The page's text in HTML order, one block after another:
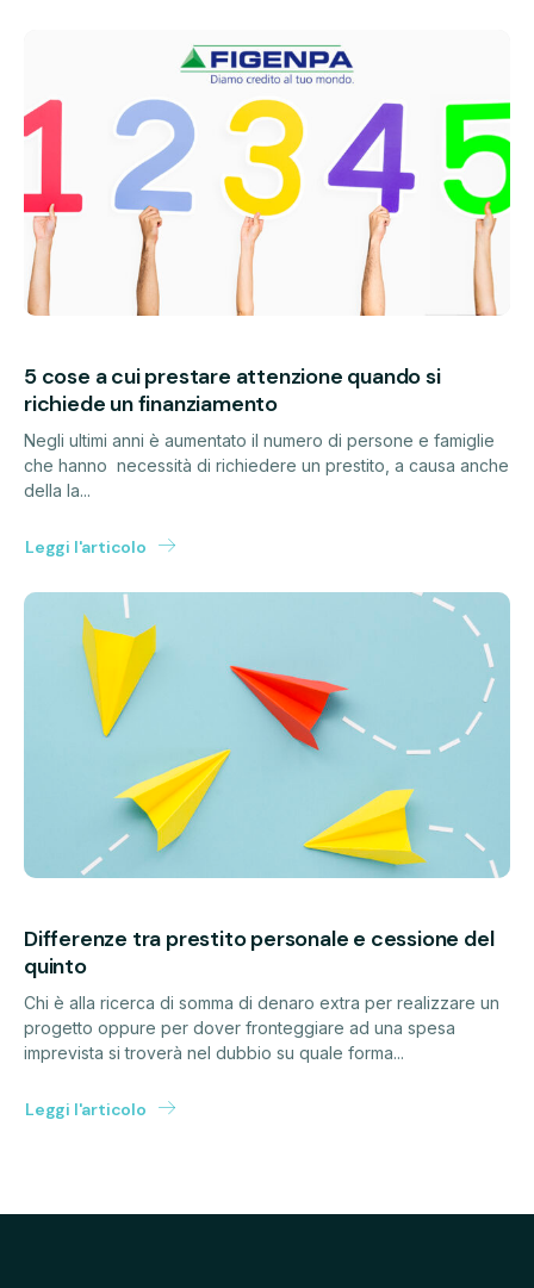
5 cose a cui prestare attenzione quando si
richiede un finanziamento
Negli ultimi anni è aumentato il numero di persone e famiglie
che hanno necessità di richiedere un prestito, a causa anche
della la...
Leggi l'articolo
Differenze tra prestito personale e cessione del
quinto
Chi è alla ricerca di somma di denaro extra per realizzare un
progetto oppure per dover fronteggiare ad una spesa
imprevista si troverà nel dubbio su quale forma...
Leggi l'articolo